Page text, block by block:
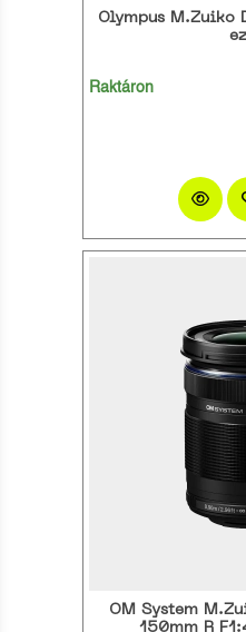
Olympus M.Zuiko
Raktáron
OM System
150mm R